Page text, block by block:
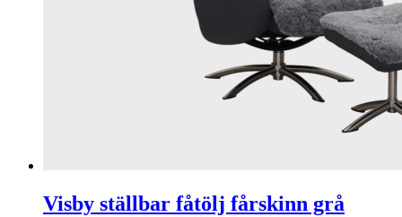
Visby ställbar fåtölj fårskinn grå